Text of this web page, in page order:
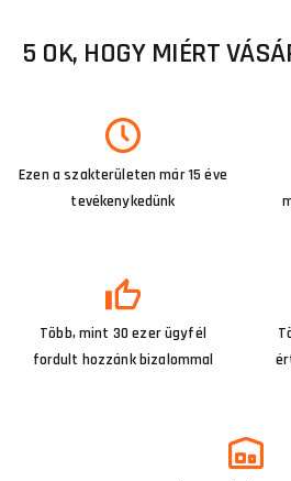
5 OK, HOGY MIÉRT
Ezen a szakterületen már 15 éve
tevékenykedünk
Több, mint 30 ezer ügyfél
fordult hozzánk bizalommal